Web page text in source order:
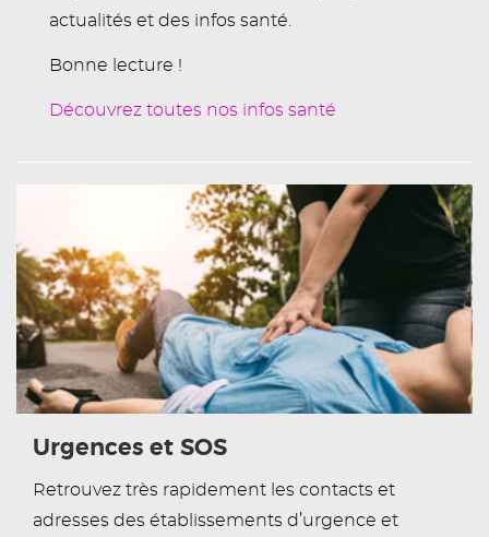
actualités et des infos santé.
Bonne lecture !
Découvrez toutes nos infos santé
Urgences et SOS
Retrouvez très rapidement les contacts et
adresses des établissements d’urgence et